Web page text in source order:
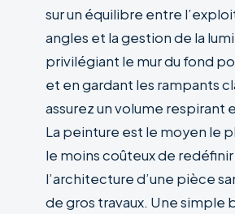
sur un équilibre entre
angles et la gestion de la
privilégiant le mur du fond
et en gardant les rampants
assurez un volume respirant
La peinture est le moyen le
le moins coûteux de redéfinir
l’architecture d’une pièce
de gros travaux. Une simple